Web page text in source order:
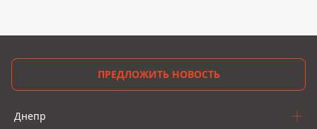
ПРЕДЛОЖИТЬ НОВОСТЬ
Днепр